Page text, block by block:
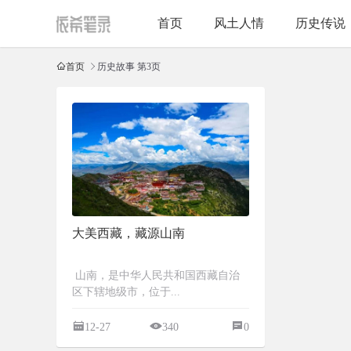
首页 风土人情 历史传说
首页 历史故事 第3页
大美西藏，藏源山南
山南，是中华人民共和国西藏自治
区下辖地级市，位于...
12-27 340 0